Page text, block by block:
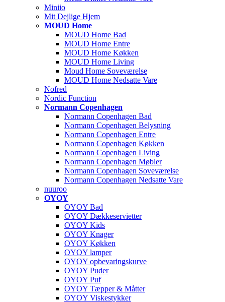
Miniio
Mit Dejlige Hjem
MOUD Home
MOUD Home Bad
MOUD Home Entre
MOUD Home Køkken
MOUD Home Living
Moud Home Soveværelse
MOUD Home Nedsatte Vare
Nofred
Nordic Function
Normann Copenhagen
Normann Copenhagen Bad
Normann Copenhagen Belysning
Normann Copenhagen Entre
Normann Copenhagen Køkken
Normann Copenhagen Living
Normann Copenhagen Møbler
Normann Copenhagen Soveværelse
Normann Copenhagen Nedsatte Vare
nuuroo
OYOY
OYOY Bad
OYOY Dækkeservietter
OYOY Kids
OYOY Knager
OYOY Køkken
OYOY lamper
OYOY opbevaringskurve
OYOY Puder
OYOY Puf
OYOY Tæpper & Måtter
OYOY Viskestykker